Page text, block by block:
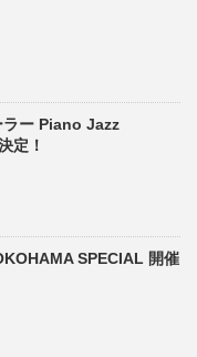
ラー Piano Jazz
定！
SPECIAL 開催